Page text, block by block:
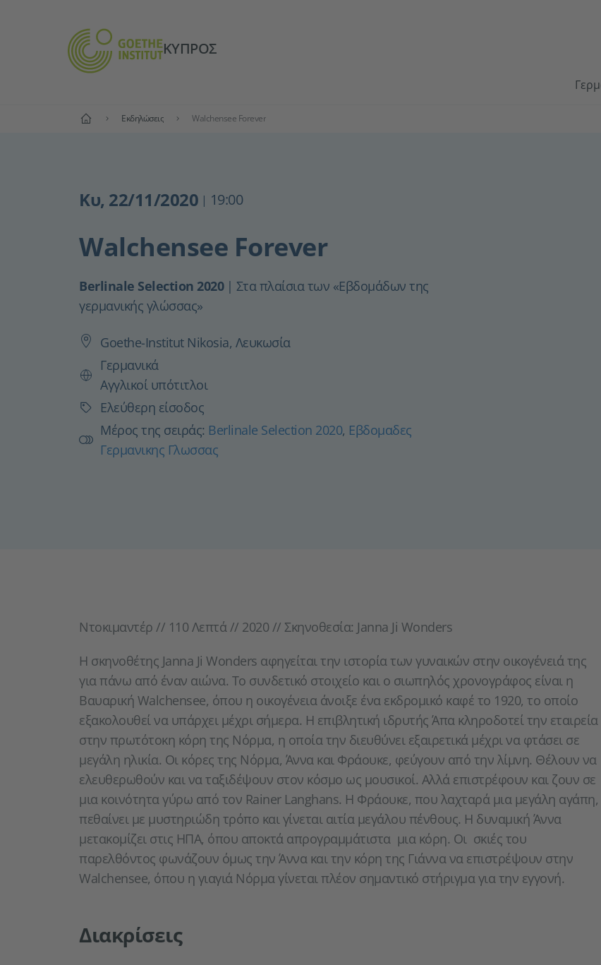
ΚΎΠΡΟΣ
Αρχική Εκδηλώσεις Walchensee Forever
Κυ, 22/11/2020 | 19:00
Walchensee Forever
Berlinale Selection 2020 | Στα πλαίσια των «Εβδομάδων της
γερμανικής γλώσσας»
Goethe-Institut Nikosia, Λευκωσία
Γλώσσα
Γερμανικά
Αγγλικοί υπότιτλοι
Τιμή
Ελεύθερη είσοδος
Μέρος της σειράς: Berlinale Selection 2020, Εβδομαδες
Γερμανικης Γλωσσας
Ντοκιμαντέρ // 110 Λεπτά // 2020 // Σκηνοθεσία: Janna Ji Wonders
Η σκηνοθέτης Janna Ji Wonders αφηγείται την ιστορία των γυναικών στην οικογένειά της
για πάνω από έναν αιώνα. Το συνδετικό στοιχείο και ο σιωπηλός χρονογράφος είναι η
Βαυαρική Walchensee, όπου η οικογένεια άνοιξε ένα εκδρομικό καφέ το 1920, το οποίο
εξακολουθεί να υπάρχει μέχρι σήμερα. Η επιβλητική ιδρυτής Άπα κληροδοτεί την εταιρεία
στην πρωτότοκη κόρη της Νόρμα, η οποία την διευθύνει εξαιρετικά μέχρι να φτάσει σε
μεγάλη ηλικία. Οι κόρες της Νόρμα, Άννα και Φράουκε, φεύγουν από την λίμνη. Θέλουν να
ελευθερωθούν και να ταξιδέψουν στον κόσμο ως μουσικοί. Αλλά επιστρέφουν και ζουν σε
μια κοινότητα γύρω από τον Rainer Langhans. Η Φράουκε, που λαχταρά μια μεγάλη αγάπη,
πεθαίνει με μυστηριώδη τρόπο και γίνεται αιτία μεγάλου πένθους. Η δυναμική Άννα
μετακομίζει στις ΗΠΑ, όπου αποκτά απρογραμμάτιστα μια κόρη. Οι σκιές του
παρελθόντος φωνάζουν όμως την Άννα και την κόρη της Γιάννα να επιστρέψουν στην
Walchensee, όπου η γιαγιά Νόρμα γίνεται πλέον σημαντικό στήριγμα για την εγγονή.
Διακρίσεις